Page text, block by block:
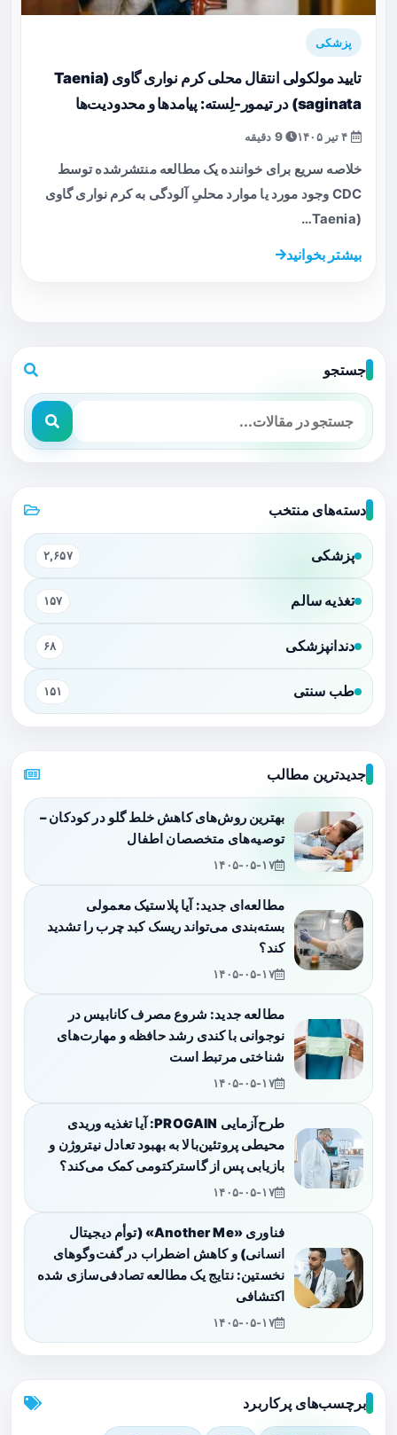
پزشکی
تایید مولکولی انتقال محلی کرم نواری گاوی (Taenia
saginata) در تیمور-لِسته: پیامدها و محدودیت‌ها
9 دقیقه
خلاصه سریع برای خواننده یک مطالعه منتشرشده توسط
CDC وجود مورد یا موارد محلیِ آلودگی به کرم نواری گاوی
(Taenia…
بیشتر بخوانید
جستجو
دسته‌های منتخب
پزشکی ۲,۶۵۷
تغذیه سالم ۱۵۷
دندانپزشکی ۶۸
طب سنتی ۱۵۱
جدیدترین مطالب
بهترین روش‌های کاهش خلط گلو در کودکان –
توصیه‌های متخصصان اطفال
۱۴۰۵-۰۵-۱۷
مطالعه‌ای جدید: آیا پلاستیک معمولی
بسته‌بندی می‌تواند ریسک کبد چرب را تشدید
کند؟
۱۴۰۵-۰۵-۱۷
مطالعه جدید: شروع مصرف کانابیس در
نوجوانی با کندی رشد حافظه و مهارت‌های
شناختی مرتبط است
۱۴۰۵-۰۵-۱۷
طرح‌آزمایی PROGAIN: آیا تغذیه وریدی
محیطی پروتئین‌بالا به بهبود تعادل نیتروژن و
بازیابی پس از گاسترکتومی کمک می‌کند؟
۱۴۰۵-۰۵-۱۷
فناوری «Another Me» (توأم دیجیتال
انسانی) و کاهش اضطراب در گفت‌وگوهای
نخستین: نتایج یک مطالعه تصادفی‌سازی شده
اکتشافی
۱۴۰۵-۰۵-۱۷
برچسب‌های پرکاربرد